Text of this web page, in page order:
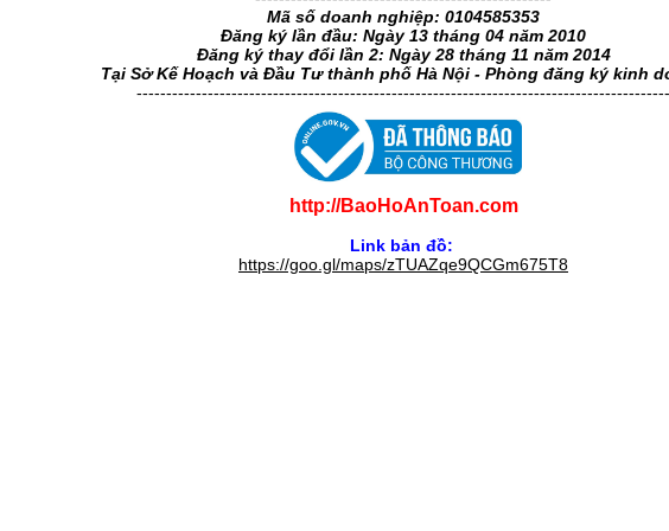
Mã số doanh nghiệp: 0104585353
Đăng ký lần đầu: Ngày 13 tháng 04 năm 2010
Đăng ký thay đổi lần 2: Ngày 28 tháng 11 năm 2014
Tại Sở Kế Hoạch và Đầu Tư thành phố Hà Nội - Phòng đăng ký kinh
------------------------------------------------------------------------------------------
http://BaoHoAnToan.com
Link bản đồ:
https://goo.gl/maps/zTUAZqe9QCGm675T8